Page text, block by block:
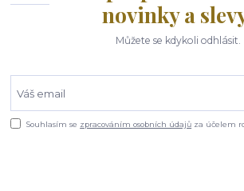
novinky a
Můžete se kdykoli odhlásit.
Souhlasím se zpracováním osobních údajů za účelem